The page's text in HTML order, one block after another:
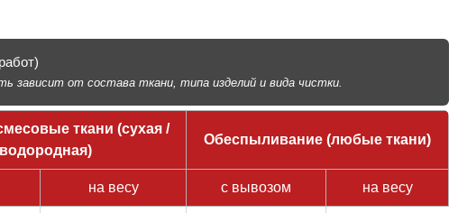
от состава ткани, типа изделий и вида чистки.
ткани (сухая /
Обеспыливание (любые ткани)
на весу с вывозом на весу